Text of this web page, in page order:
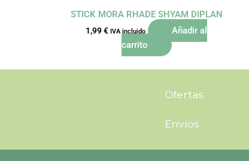
STICK MORA RHADE SHYAM DIPLAN
1,99€ IVA incluido
Añadir al
carrito
Ofertas
Envíos